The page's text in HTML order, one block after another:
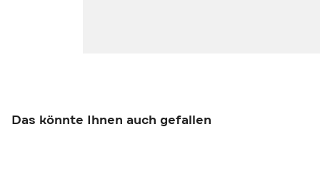
Das könnte Ihnen auch gefallen